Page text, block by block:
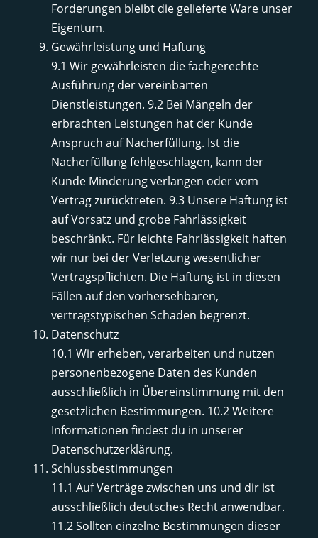
Forderungen bleibt die gelieferte Ware unser
Eigentum.
Gewährleistung und Haftung
9.1 Wir gewährleisten die fachgerechte
Ausführung der vereinbarten
Dienstleistungen. 9.2 Bei Mängeln der
erbrachten Leistungen hat der Kunde
Anspruch auf Nacherfüllung. Ist die
Nacherfüllung fehlgeschlagen, kann der
Kunde Minderung verlangen oder vom
Vertrag zurücktreten. 9.3 Unsere Haftung ist
auf Vorsatz und grobe Fahrlässigkeit
beschränkt. Für leichte Fahrlässigkeit haften
wir nur bei der Verletzung wesentlicher
Vertragspflichten. Die Haftung ist in diesen
Fällen auf den vorhersehbaren,
vertragstypischen Schaden begrenzt.
Datenschutz
10.1 Wir erheben, verarbeiten und nutzen
personenbezogene Daten des Kunden
ausschließlich in Übereinstimmung mit den
gesetzlichen Bestimmungen. 10.2 Weitere
Informationen findest du in unserer
Datenschutzerklärung.
Schlussbestimmungen
11.1 Auf Verträge zwischen uns und dir ist
ausschließlich deutsches Recht anwendbar.
11.2 Sollten einzelne Bestimmungen dieser